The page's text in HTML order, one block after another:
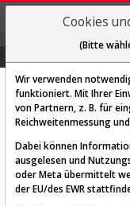
Cookies
(Bitte
Wir verwenden
funktioniert. Mit Ihrer
von Partnern, z. B. für
Reichweitenmessung
Dabei können
ausgelesen und
oder Meta übermittelt
der EU/des EWR